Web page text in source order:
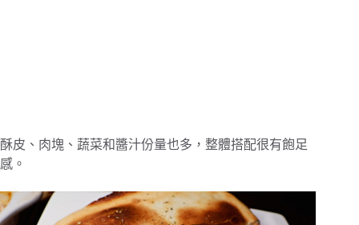
酥皮、肉塊、蔬菜和醬汁份量也多，整體搭配很有飽足
感。